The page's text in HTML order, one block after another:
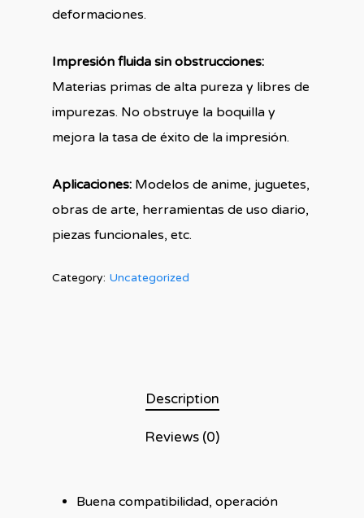
deformaciones.
Impresión fluida sin obstrucciones:
Materias primas de alta pureza y libres de
impurezas. No obstruye la boquilla y
mejora la tasa de éxito de la impresión.
Aplicaciones: Modelos de anime, juguetes,
obras de arte, herramientas de uso diario,
piezas funcionales, etc.
Category: Uncategorized
Description
Reviews (0)
Buena compatibilidad, operación